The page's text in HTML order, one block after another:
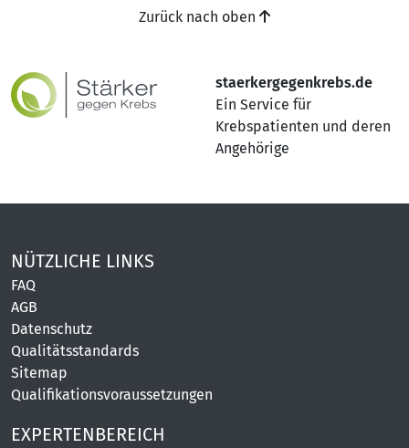
staerkergegenkrebs.de
Ein Service für
Krebspatienten und deren
Angehörige
Zurück nach oben
NÜTZLICHE LINKS
FAQ
AGB
Datenschutz
Qualitätsstandards
Sitemap
Qualifikationsvoraussetzungen
EXPERTENBEREICH